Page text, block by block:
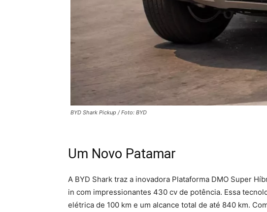
BYD Shark Pickup / Foto: BYD
Um Novo Patamar
A BYD Shark traz a inovadora Plataforma DMO Super
in com impressionantes 430 cv de potência. Essa
elétrica de 100 km e um alcance total de até 840 km.